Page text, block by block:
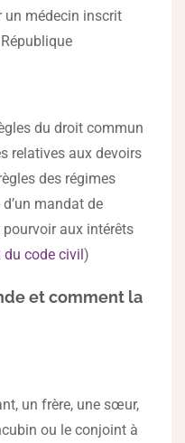
un médecin inscrit
du droit commun
relatives aux devoirs
des régimes
mandat de
aux intérêts
du code civil)
et comment la
un frère, une sœur,
ou le conjoint à